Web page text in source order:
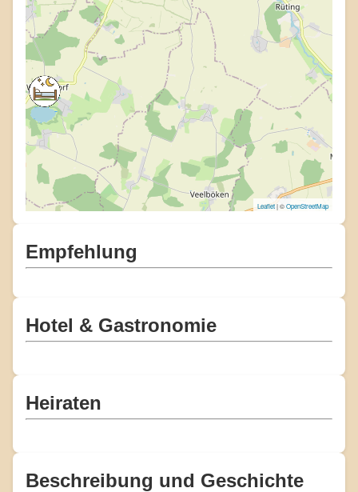
Leaflet| ©OpenStreetMap
Empfehlung
Hotel & Gastronomie
Heiraten
Beschreibung und Geschichte